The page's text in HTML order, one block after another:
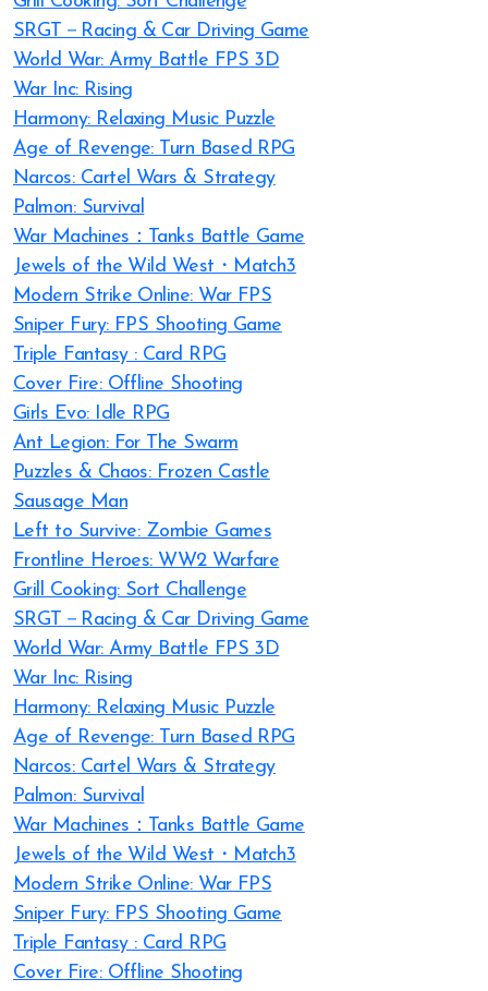
SRGT－Racing & Car Driving Game
World War: Army Battle FPS 3D
War Inc: Rising
Harmony: Relaxing Music Puzzle
Age of Revenge: Turn Based RPG
Narcos: Cartel Wars & Strategy
Palmon: Survival
War Machines：Tanks Battle Game
Jewels of the Wild West・Match3
Modern Strike Online: War FPS
Sniper Fury: FPS Shooting Game
Triple Fantasy : Card RPG
Cover Fire: Offline Shooting
Girls Evo: Idle RPG
Ant Legion: For The Swarm
Puzzles & Chaos: Frozen Castle
Sausage Man
Left to Survive: Zombie Games
Frontline Heroes: WW2 Warfare
Grill Cooking: Sort Challenge
SRGT－Racing & Car Driving Game
World War: Army Battle FPS 3D
War Inc: Rising
Harmony: Relaxing Music Puzzle
Age of Revenge: Turn Based RPG
Narcos: Cartel Wars & Strategy
Palmon: Survival
War Machines：Tanks Battle Game
Jewels of the Wild West・Match3
Modern Strike Online: War FPS
Sniper Fury: FPS Shooting Game
Triple Fantasy : Card RPG
Cover Fire: Offline Shooting